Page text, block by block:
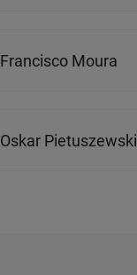
Francisco Moura
Oskar Pietuszewski